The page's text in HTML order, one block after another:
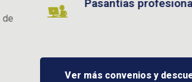
Pasantías profesionales.
Ver más convenios y